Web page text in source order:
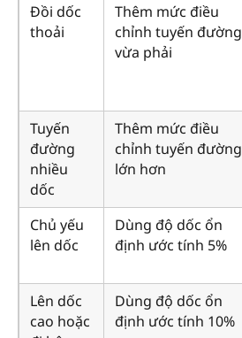
Đồi dốc
thoải
Thêm mức điều
chỉnh tuyến đường
vừa phải
Tuyến
đường
nhiều
dốc
Thêm mức điều
chỉnh tuyến đường
lớn hơn
Chủ yếu
lên dốc
Dùng độ dốc ổn
định ước tính 5%
Lên dốc
cao hoặc
Dùng độ dốc ổn
định ước tính 10%